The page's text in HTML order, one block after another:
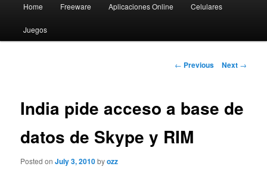
Skip
to
Home Freeware Aplicaciones Online Celulares
Juegos
Post
← Previous Next →
India pide acceso a base de
datos de Skype y RIM
Posted onJuly 3, 2010byozz